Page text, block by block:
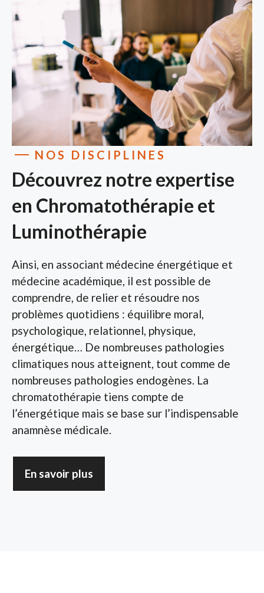
NOS DISCIPLINES
Découvrez notre expertise
en Chromatothérapie et
Luminothérapie
Ainsi, en associant médecine énergétique et
médecine académique, il est possible de
comprendre, de relier et résoudre nos
problèmes quotidiens : équilibre moral,
psychologique, relationnel, physique,
énergétique… De nombreuses pathologies
climatiques nous atteignent, tout comme de
nombreuses pathologies endogènes. La
chromatothérapie tiens compte de
l’énergétique mais se base sur l’indispensable
anamnèse médicale.
En savoir plus